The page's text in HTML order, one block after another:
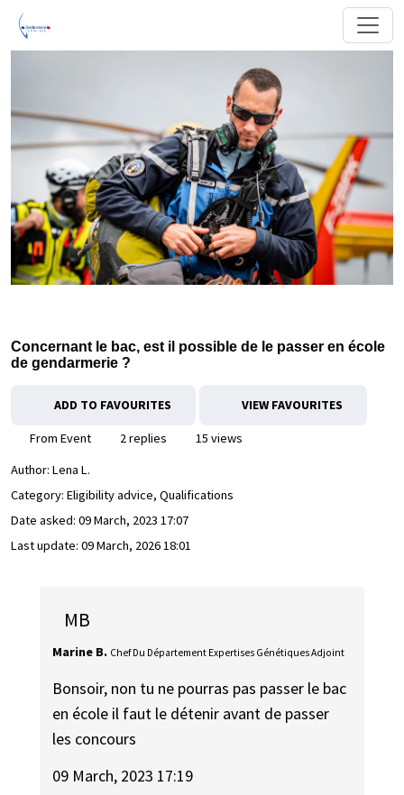
Concernant le bac, est il possible de le passer en école
de gendarmerie ?
ADD TO FAVOURITES VIEW FAVOURITES
From Event 2 replies
15 views
Author: Lena L.
Category: Eligibility advice, Qualifications
Date asked: 09 March, 2023 17:07
Last update: 09 March, 2026 18:01
MB
Marine B. Chef Du Département Expertises Génétiques Adjoint
Bonsoir, non tu ne pourras pas passer le bac
en école il faut le détenir avant de passer
les concours
09 March, 2023 17:19